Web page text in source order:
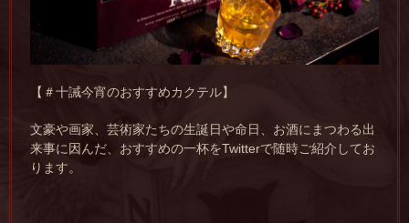
【＃十誡今宵のおすすめカクテル】
文豪や画家、芸術家たちの生誕日や命日、お酒にまつわる出
来事に因んだ、おすすめの一杯をTwitterで随時ご紹介してお
ります。